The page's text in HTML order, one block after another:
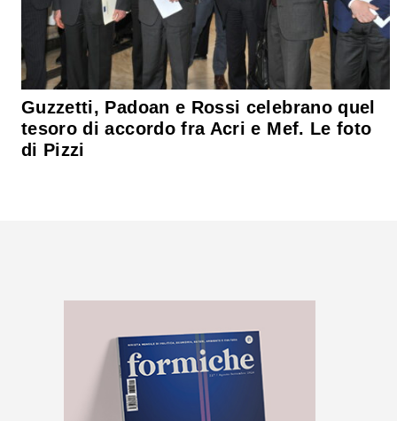
Guzzetti, Padoan e Rossi celebrano quel
tesoro di accordo fra Acri e Mef. Le foto
di Pizzi